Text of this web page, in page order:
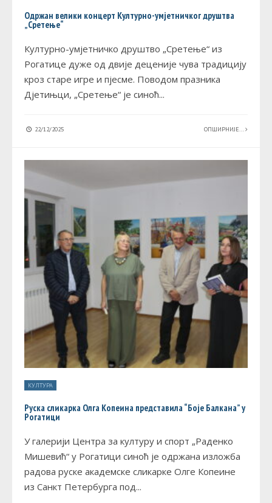
Одржан велики концерт Културно-умјетничког друштва
„Сретење“
Културно-умјетничко друштво „Сретење“ из
Рогатице дуже од двије деценије чува традицију
кроз старе игре и пјесме. Поводом празника
Дјетињци, „Сретење“ је синоћ...
22/12/2025 ОПШИРНИЈЕ...
КУЛТУРА
Руска сликарка Олга Копеина представила “Боје Балкана” у
Рогатици
У галерији Центра за културу и спорт „Раденко
Мишевић“ у Рогатици синоћ је одржана изложба
радова руске академске сликарке Олге Копеине
из Санкт Петербурга под...